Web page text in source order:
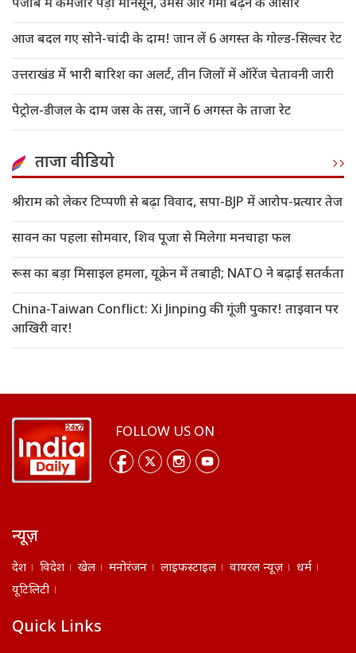
पंजाब में कमजोर पड़ा मानसून, उमस और गर्मी बढ़ने के आसार
आज बदल गए सोने-चांदी के दाम! जान लें 6 अगस्त के गोल्ड-सिल्वर रेट
उत्तराखंड में भारी बारिश का अलर्ट, तीन जिलों में ऑरेंज चेतावनी जारी
पेट्रोल-डीजल के दाम जस के तस, जानें 6 अगस्त के ताजा रेट
ताजा वीडियो
श्रीराम को लेकर टिप्पणी से बढ़ा विवाद, सपा-BJP में आरोप-प्रत्यार तेज
सावन का पहला सोमवार, शिव पूजा से मिलेगा मनचाहा फल
रूस का बड़ा मिसाइल हमला, यूक्रेन में तबाही; NATO ने बढ़ाई सतर्कता
China-Taiwan Conflict: Xi Jinping की गूंजी पुकार! ताइवान पर
आखिरी वार!
FOLLOW US ON
न्यूज़
देश विदेश खेल मनोरंजन लाइफस्टाइल वायरल न्यूज़
धर्म
यूटिलिटी
Quick Links